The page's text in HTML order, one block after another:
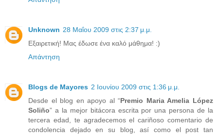
Unknown 28 Μαΐου 2009 στις 2:37 μ.μ.
Εξαιρετική! Μας έδωσε ένα καλό μάθημα! :)
Απάντηση
Blogs de Mayores 2 Ιουνίου 2009 στις 1:36 μ.μ.
Desde el blog en apoyo al “Premio Maria Amelia López
Soliño” a la mejor bitácora escrita por una persona de la
tercera edad, te agradecemos el cariñoso comentario de
condolencia dejado en su blog, así como el post tan